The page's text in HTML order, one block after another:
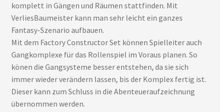
komplett in Gängen und Räumen stattfinden. Mit
VerliesBaumeister kann man sehr leicht ein ganzes
Fantasy-Szenario aufbauen.
Mit dem Factory Constructor Set können Spielleiter auch
Gangkomplexe für das Rollenspiel im Voraus planen. So
könen die Gangsysteme besser entstehen, da sie sich
immer wieder verändern lassen, bis der Komplex fertig ist.
Dieser kann zum Schluss in die Abenteueraufzeichnung
übernommen werden.